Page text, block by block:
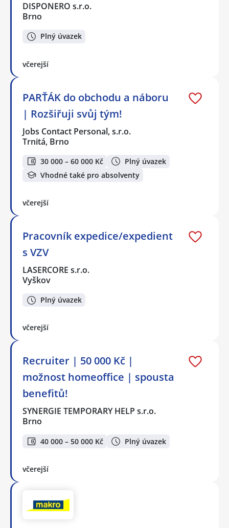
DISPONERO s.r.o.
Brno
Plný úvazek
včerejší
PARŤÁK do obchodu a náboru
| Rozšiřuji svůj tým!
Jobs Contact Personal, s.r.o.
Trnitá, Brno
30 000 – 60 000 Kč
Plný úvazek
Vhodné také pro absolventy
včerejší
Pracovník expedice/expedient
s VZV
LASERCORE s.r.o.
Vyškov
Plný úvazek
včerejší
Recruiter | 50 000 Kč |
možnost homeoffice | spousta
benefitů!
SYNERGIE TEMPORARY HELP s.r.o.
Brno
40 000 – 50 000 Kč Plný úvazek
včerejší